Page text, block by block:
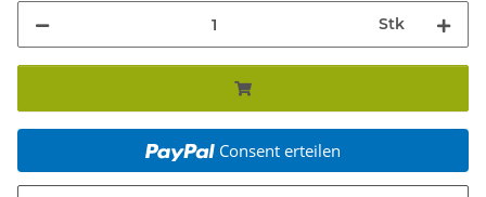
Stk
Consent erteilen